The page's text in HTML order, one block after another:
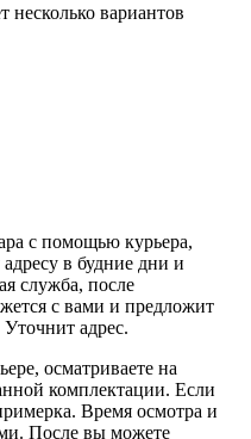
несколько вариантов
с помощью курьера,
в будние дни и
служба, после
с вами и предложит
адрес.
осматриваете на
комплектации. Если
Время осмотра и
После вы можете